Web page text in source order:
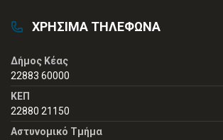
ΧΡΗΣΙΜΑ ΤΗΛΕΦΩΝΑ
Δήμος Κέας
22883 60000
ΚΕΠ
22880 21150
Αστυνομικό Τμήμα